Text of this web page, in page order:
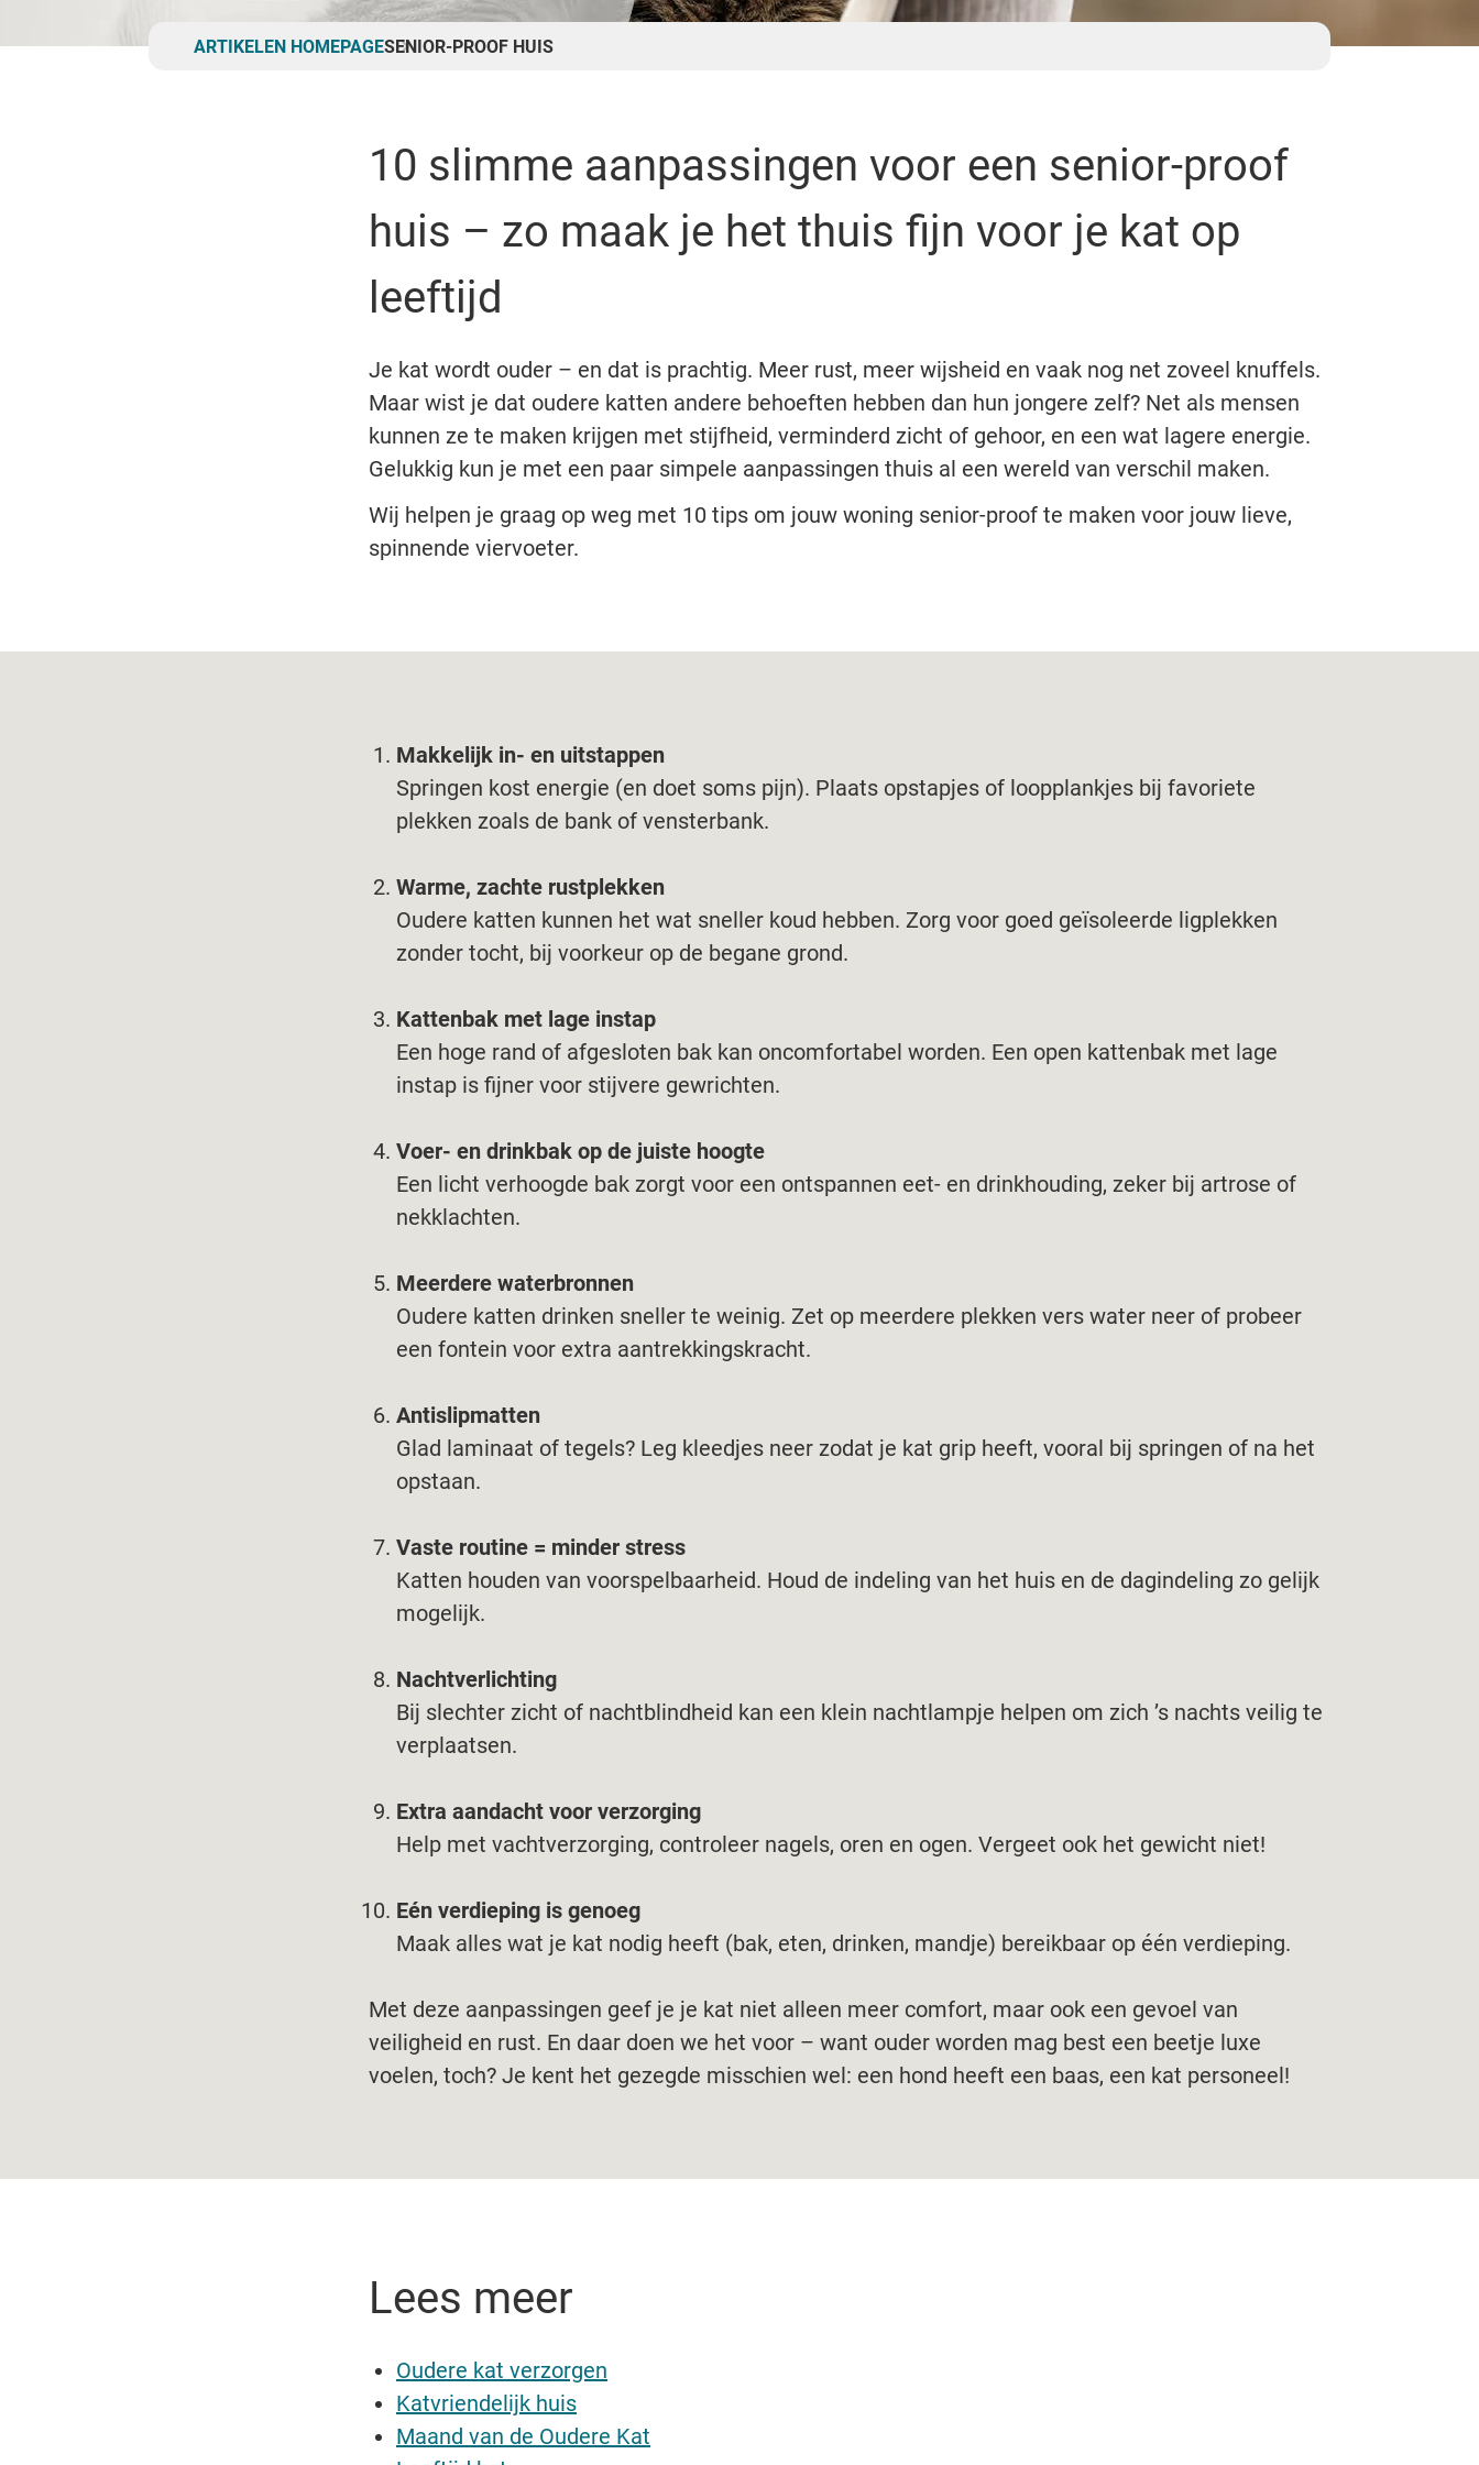
Breadcrumb
ARTIKELEN HOMEPAGESENIOR-PROOF HUIS
10 slimme aanpassingen voor een senior-proof
huis – zo maak je het thuis fijn voor je kat op
leeftijd
Je kat wordt ouder – en dat is prachtig. Meer rust, meer wijsheid en vaak nog net zoveel knuffels.
Maar wist je dat oudere katten andere behoeften hebben dan hun jongere zelf? Net als mensen
kunnen ze te maken krijgen met stijfheid, verminderd zicht of gehoor, en een wat lagere energie.
Gelukkig kun je met een paar simpele aanpassingen thuis al een wereld van verschil maken.
Wij helpen je graag op weg met 10 tips om jouw woning senior-proof te maken voor jouw lieve,
spinnende viervoeter.
Makkelijk in- en uitstappen
Springen kost energie (en doet soms pijn). Plaats opstapjes of loopplankjes bij favoriete
plekken zoals de bank of vensterbank.
Warme, zachte rustplekken
Oudere katten kunnen het wat sneller koud hebben. Zorg voor goed geïsoleerde ligplekken
zonder tocht, bij voorkeur op de begane grond.
Kattenbak met lage instap
Een hoge rand of afgesloten bak kan oncomfortabel worden. Een open kattenbak met lage
instap is fijner voor stijvere gewrichten.
Voer- en drinkbak op de juiste hoogte
Een licht verhoogde bak zorgt voor een ontspannen eet- en drinkhouding, zeker bij artrose of
nekklachten.
Meerdere waterbronnen
Oudere katten drinken sneller te weinig. Zet op meerdere plekken vers water neer of probeer
een fontein voor extra aantrekkingskracht.
Antislipmatten
Glad laminaat of tegels? Leg kleedjes neer zodat je kat grip heeft, vooral bij springen of na het
opstaan.
Vaste routine = minder stress
Katten houden van voorspelbaarheid. Houd de indeling van het huis en de dagindeling zo gelijk
mogelijk.
Nachtverlichting
Bij slechter zicht of nachtblindheid kan een klein nachtlampje helpen om zich ’s nachts veilig te
verplaatsen.
Extra aandacht voor verzorging
Help met vachtverzorging, controleer nagels, oren en ogen. Vergeet ook het gewicht niet!
Eén verdieping is genoeg
Maak alles wat je kat nodig heeft (bak, eten, drinken, mandje) bereikbaar op één verdieping.
Met deze aanpassingen geef je je kat niet alleen meer comfort, maar ook een gevoel van
veiligheid en rust. En daar doen we het voor – want ouder worden mag best een beetje luxe
voelen, toch? Je kent het gezegde misschien wel: een hond heeft een baas, een kat personeel!
Lees meer
Oudere kat verzorgen
Katvriendelijk huis
Maand van de Oudere Kat